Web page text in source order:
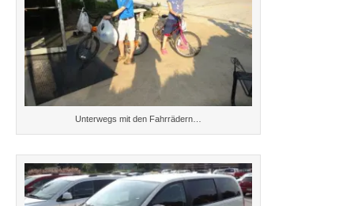
Unterwegs mit den Fahrrädern…